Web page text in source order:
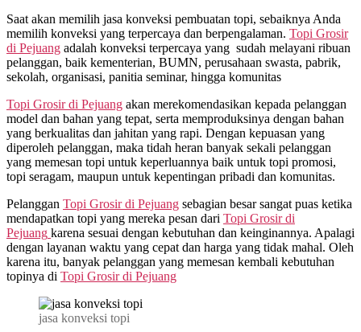
dekat
Pejuang
WA
0815
995
Saat akan memilih jasa konveksi pembuatan topi, sebaiknya Anda
memilih konveksi yang terpercaya dan berpengalaman. Topi Grosir
di Pejuang adalah konveksi terpercaya yang sudah melayani ribuan
pelanggan, baik kementerian, BUMN, perusahaan swasta, pabrik,
sekolah, organisasi, panitia seminar, hingga komunitas
Topi Grosir di Pejuang akan merekomendasikan kepada pelanggan
model dan bahan yang tepat, serta memproduksinya dengan bahan
yang berkualitas dan jahitan yang rapi. Dengan kepuasan yang
diperoleh pelanggan, maka tidah heran banyak sekali pelanggan
yang memesan topi untuk keperluannya baik untuk topi promosi,
topi seragam, maupun untuk kepentingan pribadi dan komunitas.
Pelanggan Topi Grosir di Pejuang sebagian besar sangat puas ketika
mendapatkan topi yang mereka pesan dari Topi Grosir di
Pejuang karena sesuai dengan kebutuhan dan keinginannya. Apalagi
dengan layanan waktu yang cepat dan harga yang tidak mahal. Oleh
karena itu, banyak pelanggan yang memesan kembali kebutuhan
topinya di Topi Grosir di Pejuang
jasa konveksi topi